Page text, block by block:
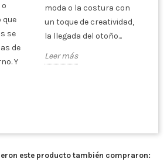
que
se
de
Y
moda o la costura con
un toque de creatividad,
la llegada del otoño...
Leer más
este producto también compraron: